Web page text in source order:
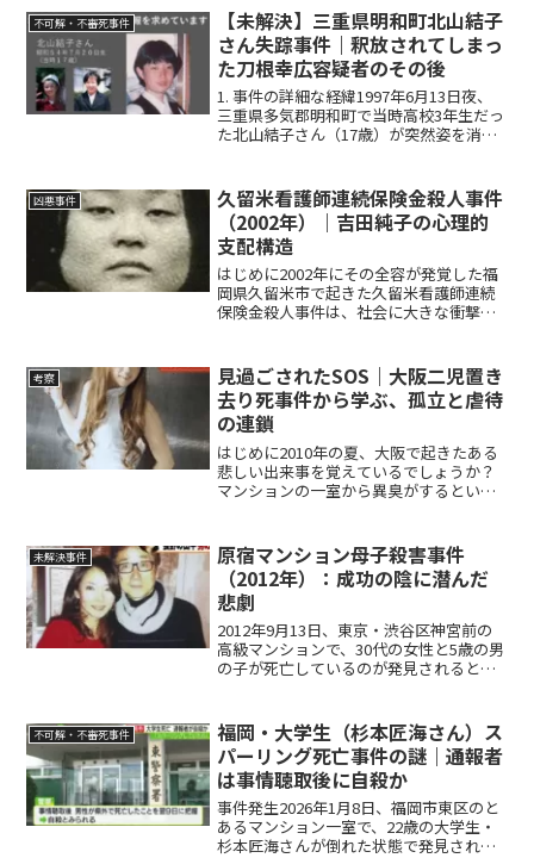
良次死刑囚（元暴力団組長の男G）が自ら
関与した未解決殺人に...
不可解・不審死事件
【未解決】三重県明和町北山結子
さん失踪事件｜釈放されてしまっ
た刀根幸広容疑者のその後
1. 事件の詳細な経緯1997年6月13日夜、
三重県多気郡明和町で当時高校3年生だっ
た北山結子さん（17歳）が突然姿を消し
をしており、この日も午後8時頃まで勤務
していま...
凶悪事件
久留米看護師連続保険金殺人事件
（2002年）｜吉田純子の心理的
支配構造
はじめに2002年にその全容が発覚した福
岡県久留米市で起きた久留米看護師連続
保険金殺人事件は、社会に大きな衝撃を
れるなど、広くその名を知らしめまし
た。この事件は、「白衣...
考察
見過ごされたSOS｜大阪二児置き
去り死事件から学ぶ、孤立と虐待
の連鎖
はじめに2010年の夏、大阪で起きたある
悲しい出来事を覚えているでしょうか？
マンションの一室から異臭がするという
体でした。母親が約50日間も子どもたち
を放置し、餓死...
未解決事件
原宿マンション母子殺害事件
（2012年）：成功の陰に潜んだ
悲劇
2012年9月13日、東京・渋谷区神宮前の
高級マンションで、30代の女性と5歳の男
の子が死亡しているのが発見されるとい
月額100万円を超える家賃の部屋もあるほ
どの高級物...
不可解・不審死事件
福岡・大学生（杉本匠海さん）ス
パーリング死亡事件の謎｜通報者
は事情聴取後に自殺か
事件発生2026年1月8日、福岡市東区のと
あるマンション一室で、22歳の大学生・
杉本匠海さんが倒れた状態で発見されま